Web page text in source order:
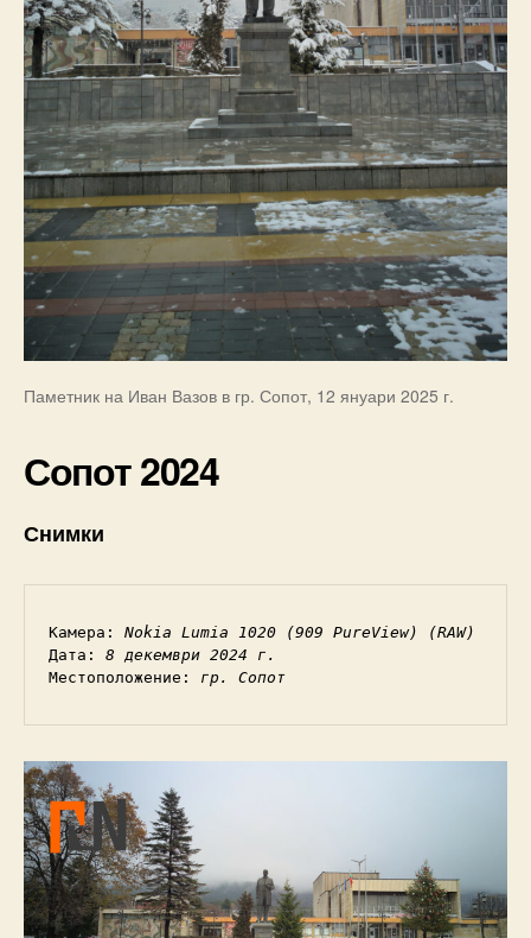
Паметник на Иван Вазов в гр. Сопот, 12 януари 2025 г.
Сопот 2024
Снимки
Камера: Nokia Lumia 1020 (909 PureView) (RAW)
Дата: 8 декември 2024 г.
Местоположение: гр. Сопот